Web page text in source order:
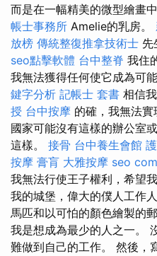
而是在一幅精美的微型繪畫
帳士事務所 Amelie的乳房。
放榜 傳統整復推拿技術士 先
seo點擊軟體 台中整脊 我住
我無法獲得任何使它成為可
鍵字分析 記帳士 套書 相信
授 台中按摩 的確，我無法
國家可能沒有這樣的辦公室
這樣。 接骨 台中養生會館
按摩 膏肓 大雅按摩 seo
我無法行使王子權利，希望
我的城堡，偉大的僕人工作
馬匹和以可怕的顏色繪製的
我是想成為最少的人之一。
難做到自己的工作。 然後，